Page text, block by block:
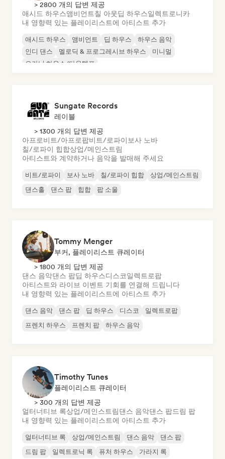
> 2800 개의 답변 제공
애시드 하우스앰비언트칠 아웃딥 하우스일렉트로니카
내 영향력 있는 플레이리스트에 아티스트 추가
애시드 하우스 앰비언트 딥 하우스
하우스 음악
인디 댄스
멜로딕 & 프로그레시브 하우스
미니멀
오가닉 하우스/다운템포
Sungate Records
레이블
> 1300 개의 답변 제공
아프로비트/아프로팝비트/로파이 보사 노바
칠/로파이 힙합상업/메인스트림
아티스트와 계약하거나 음악을 발매해 주세요
비트/로파이 보사 노바 칠/로파이 힙합
상업/메인스트림
댄스홀
댄스 팝 힙합 팝 소울
Tommy Menger
부커, 플레이리스트 큐레이터
> 1800 개의 답변 제공
댄스 음악댄스 팝딥 하우스디스코일렉트로팝
아티스트와 라이브 이벤트 기회를 연결해 드립니다
내 영향력 있는 플레이리스트에 아티스트 추가
댄스 음악 댄스 팝 딥 하우스 디스코
일렉트로팝
프렌치 하우스
프렌치 팝 하우스 음악
Timothy Tunes
플레이리스트 큐레이터
> 300 개의 답변 제공
얼터너티브 록상업/메인스트림댄스 음악댄스 팝드림 팝
내 영향력 있는 플레이리스트에 아티스트 추가
얼터너티브 록 상업/메인스트림 댄스 음악
댄스 팝
드림 팝
일렉트로닉 록 퓨처 하우스 가라지 록